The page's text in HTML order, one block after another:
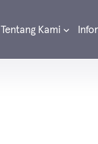
Tentang Kami